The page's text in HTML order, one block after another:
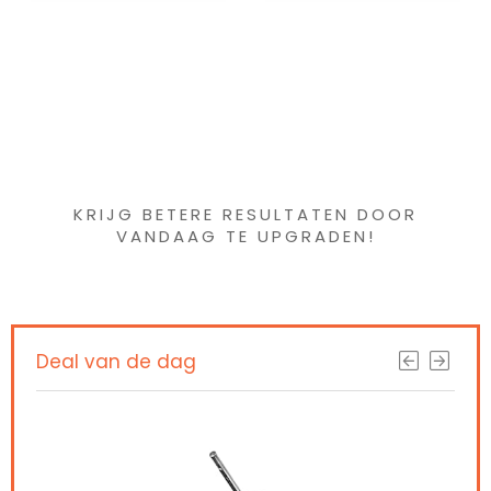
KRIJG BETERE RESULTATEN DOOR
VANDAAG TE UPGRADEN!
Deal van de dag